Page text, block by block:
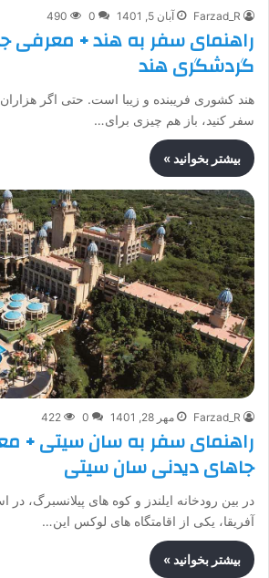
Farzad_R آبان 5, 1401 0
490
راهنمای سفر به هند + معرفی
گردشگری هند
هند کشوری فریبنده و زیبا است. حتی اگر
سفر کنید، باز هم چیزی برای…
بیشتر بخوانید »
Farzad_R مهر 28, 1401 0
422
راهنمای سفر به سان سیتی +
جاهای دیدنی سان سیتی
در بین رودخانه ایلندز و کوه ­های پیلانسبرگ،
آفریقا، یکی از اقامتگاه ­های لوکس این…
بیشتر بخوانید »